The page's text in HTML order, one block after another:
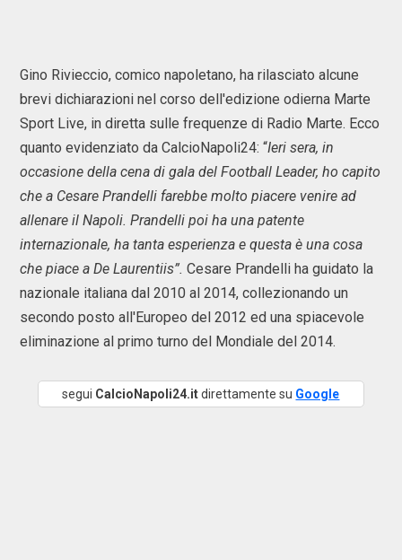
Gino Rivieccio, comico napoletano, ha rilasciato alcune
brevi dichiarazioni nel corso dell'edizione odierna Marte
Sport Live, in diretta sulle frequenze di Radio Marte. Ecco
quanto evidenziato da CalcioNapoli24: “Ieri sera, in
occasione della cena di gala del Football Leader, ho capito
che a Cesare Prandelli farebbe molto piacere venire ad
allenare il Napoli. Prandelli poi ha una patente
internazionale, ha tanta esperienza e questa è una cosa
che piace a De Laurentiis”. Cesare Prandelli ha guidato la
nazionale italiana dal 2010 al 2014, collezionando un
secondo posto all'Europeo del 2012 ed una spiacevole
eliminazione al primo turno del Mondiale del 2014.
segui CalcioNapoli24.itdirettamente su Google